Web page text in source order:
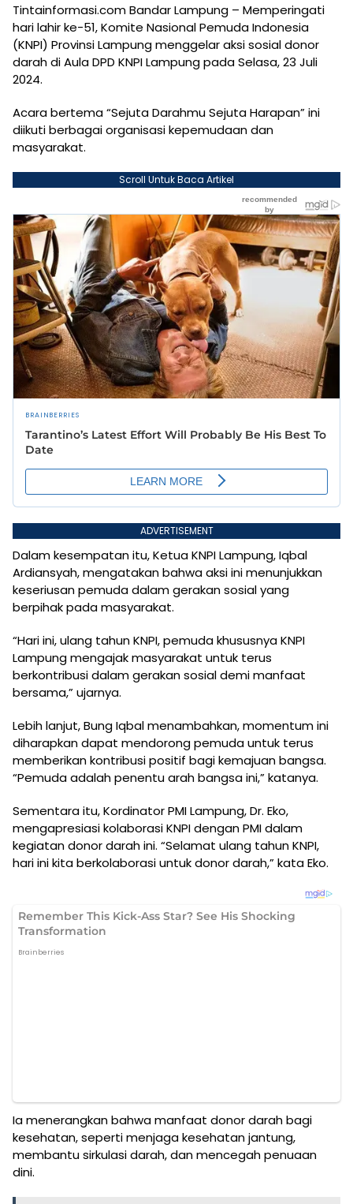
Tintainformasi.com Bandar Lampung – Memperingati
hari lahir ke-51, Komite Nasional Pemuda Indonesia
(KNPI) Provinsi Lampung menggelar aksi sosial donor
darah di Aula DPD KNPI Lampung pada Selasa, 23 Juli
2024.
Acara bertema “Sejuta Darahmu Sejuta Harapan” ini
diikuti berbagai organisasi kepemudaan dan
masyarakat.
Scroll Untuk Baca Artikel
ADVERTISEMENT
Dalam kesempatan itu, Ketua KNPI Lampung, Iqbal
Ardiansyah, mengatakan bahwa aksi ini menunjukkan
keseriusan pemuda dalam gerakan sosial yang
berpihak pada masyarakat.
“Hari ini, ulang tahun KNPI, pemuda khususnya KNPI
Lampung mengajak masyarakat untuk terus
berkontribusi dalam gerakan sosial demi manfaat
bersama,” ujarnya.
Lebih lanjut, Bung Iqbal menambahkan, momentum ini
diharapkan dapat mendorong pemuda untuk terus
memberikan kontribusi positif bagi kemajuan bangsa.
“Pemuda adalah penentu arah bangsa ini,” katanya.
Sementara itu, Kordinator PMI Lampung, Dr. Eko,
mengapresiasi kolaborasi KNPI dengan PMI dalam
kegiatan donor darah ini. “Selamat ulang tahun KNPI,
hari ini kita berkolaborasi untuk donor darah,” kata Eko.
Ia menerangkan bahwa manfaat donor darah bagi
kesehatan, seperti menjaga kesehatan jantung,
membantu sirkulasi darah, dan mencegah penuaan
dini.